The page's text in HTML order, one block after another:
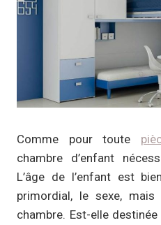
Comme pour toute
chambre d’enfant
L’âge de l’enfant est
primordial, le sexe,
chambre. Est-elle